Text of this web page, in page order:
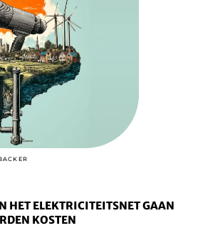
HET ELEKTRICITEITSNET GAAN
KOSTEN